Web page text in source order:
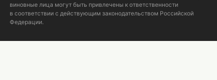
виновные лица могут быть привлечены к ответственности
в соответствии с действующим законодательством Российской
Федерации.